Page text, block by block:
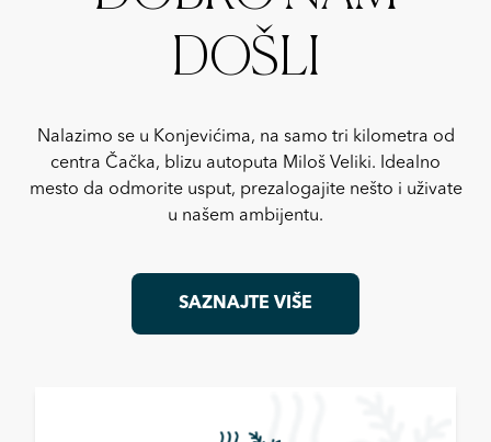
DOŠLI
Nalazimo se u Konjevićima, na samo tri kilometra od
centra Čačka, blizu autoputa Miloš Veliki. Idealno
mesto da odmorite usput, prezalogajite nešto i uživate
u našem ambijentu.
SAZNAJTE VIŠE